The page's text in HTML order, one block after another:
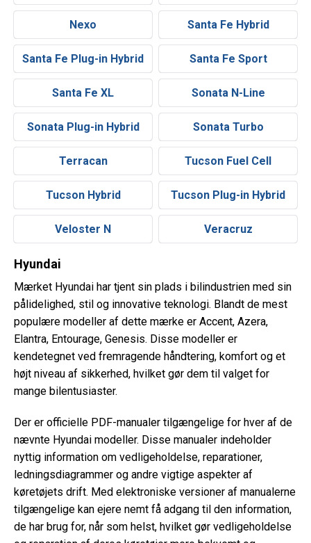
Nexo Santa Fe Hybrid
Santa Fe Plug-in Hybrid Santa Fe Sport
Santa Fe XL Sonata N-Line
Sonata Plug-in Hybrid Sonata Turbo
Terracan Tucson Fuel Cell
Tucson Hybrid Tucson Plug-in Hybrid
Veloster N Veracruz
Hyundai
Mærket Hyundai har tjent sin plads i bilindustrien med sin
pålidelighed, stil og innovative teknologi. Blandt de mest
populære modeller af dette mærke er Accent, Azera,
Elantra, Entourage, Genesis. Disse modeller er
kendetegnet ved fremragende håndtering, komfort og et
højt niveau af sikkerhed, hvilket gør dem til valget for
mange bilentusiaster.
Der er officielle PDF-manualer tilgængelige for hver af de
nævnte Hyundai modeller. Disse manualer indeholder
nyttig information om vedligeholdelse, reparationer,
ledningsdiagrammer og andre vigtige aspekter af
køretøjets drift. Med elektroniske versioner af manualerne
tilgængelige kan ejere nemt få adgang til den information,
de har brug for, når som helst, hvilket gør vedligeholdelse